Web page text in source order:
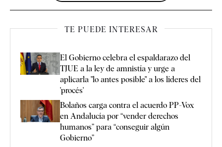
TE PUEDE INTERESAR
El Gobierno celebra el espaldarazo del
TJUE a la ley de amnistía y urge a
aplicarla "lo antes posible" a los líderes del
'procés'
Bolaños carga contra el acuerdo PP-Vox
en Andalucía por “vender derechos
humanos” para “conseguir algún
Gobierno”